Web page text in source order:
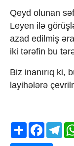
Texnologiya
Mətbuat-150
Əlaqə
Missiyamız
Qeyd olunan
Leyen ilə
azad edilmiş
iki tərəfin bu
Biz inanırıq ki,
layihələrə
Share